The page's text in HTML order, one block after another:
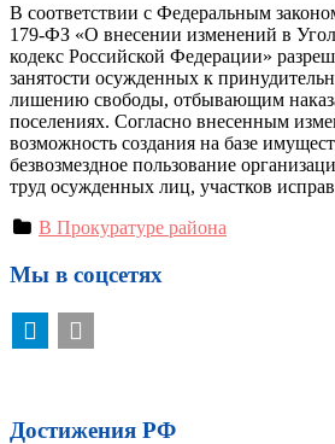
В соответствии с Федеральным
179-ФЗ «О внесении изменений в
кодекс Российской Федерации»
занятости осужденных к
лишению свободы, отбывающим
поселениях. Согласно внесенным
возможность создания на базе
безвозмездное пользование
труд осужденных лиц, участков
В Прокуратуре района
Мы в соцсетях
Достижения РФ